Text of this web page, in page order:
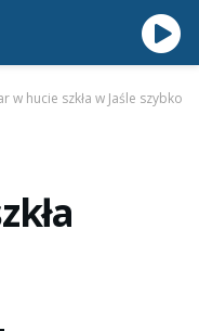
w hucie szkła w Jaśle szybko